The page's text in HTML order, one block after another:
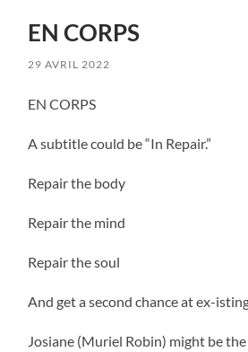
EN CORPS
29 AVRIL 2022
EN CORPS
A subtitle could be “In Repair.”
Repair the body
Repair the mind
Repair the soul
And get a second chance at ex-
Josiane (Muriel Robin) might be